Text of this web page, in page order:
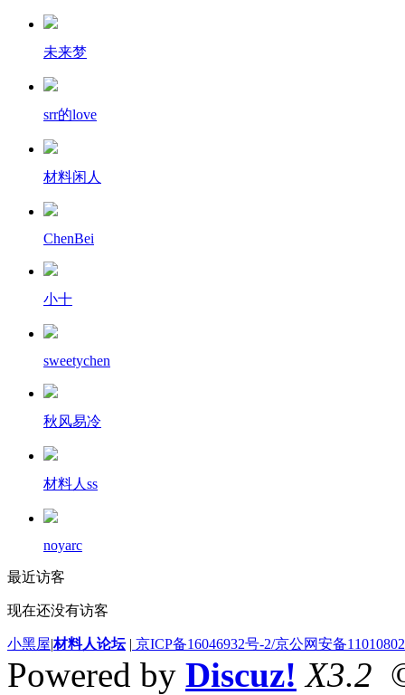
未来梦
srr的love
材料闲人
ChenBei
小十
sweetychen
秋风易冷
材料人ss
noyarc
最近访客
现在还没有访客
小黑屋|材料人论坛 | 京ICP备16046932号-2/京公网安备
Powered by Discuz! X3.2